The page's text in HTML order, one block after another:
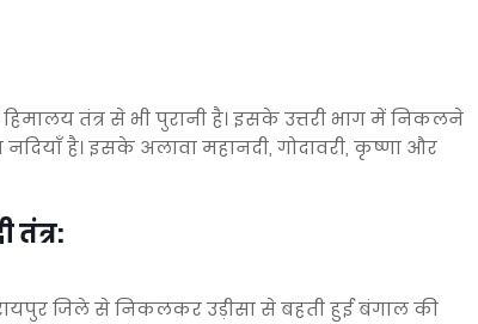
हिमालय तंत्र से भी पुरानी है। इसके उत्तरी भाग में निकलने
है। इसके अलावा महानदी, गोदावरी, कृष्णा और
तंत्र:
जिले से निकलकर उड़ीसा से बहती हुई बंगाल की